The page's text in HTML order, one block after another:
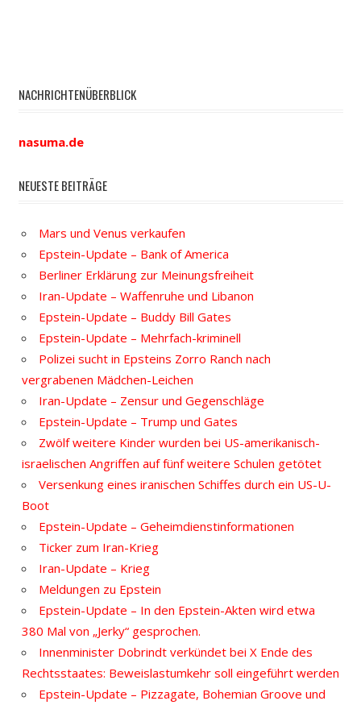
NACHRICHTENÜBERBLICK
nasuma.de
NEUESTE BEITRÄGE
Mars und Venus verkaufen
Epstein-Update – Bank of America
Berliner Erklärung zur Meinungsfreiheit
Iran-Update – Waffenruhe und Libanon
Epstein-Update – Buddy Bill Gates
Epstein-Update – Mehrfach-kriminell
Polizei sucht in Epsteins Zorro Ranch nach
vergrabenen Mädchen-Leichen
Iran-Update – Zensur und Gegenschläge
Epstein-Update – Trump und Gates
Zwölf weitere Kinder wurden bei US-amerikanisch-
israelischen Angriffen auf fünf weitere Schulen getötet
Versenkung eines iranischen Schiffes durch ein US-U-
Boot
Epstein-Update – Geheimdienstinformationen
Ticker zum Iran-Krieg
Iran-Update – Krieg
Meldungen zu Epstein
Epstein-Update – In den Epstein-Akten wird etwa
380 Mal von „Jerky“ gesprochen.
Innenminister Dobrindt verkündet bei X Ende des
Rechtsstaates: Beweislastumkehr soll eingeführt werden
Epstein-Update – Pizzagate, Bohemian Groove und